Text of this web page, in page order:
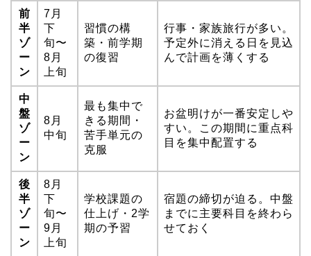
前
半
ゾ
ー
ン
7月
下
旬〜
8月
上旬
習慣の構
築・前学期
の復習
行事・家族旅行が多い。
予定外に消える日を見込
んで計画を薄くする
中
盤
ゾ
ー
ン
8月
中旬
最も集中で
きる期間・
苦手単元の
克服
お盆明けが一番安定しや
すい。この期間に重点科
目を集中配置する
後
半
ゾ
ー
ン
8月
下
旬〜
9月
上旬
学校課題の
仕上げ・2学
期の予習
宿題の締切が迫る。中盤
までに主要科目を終わら
せておく